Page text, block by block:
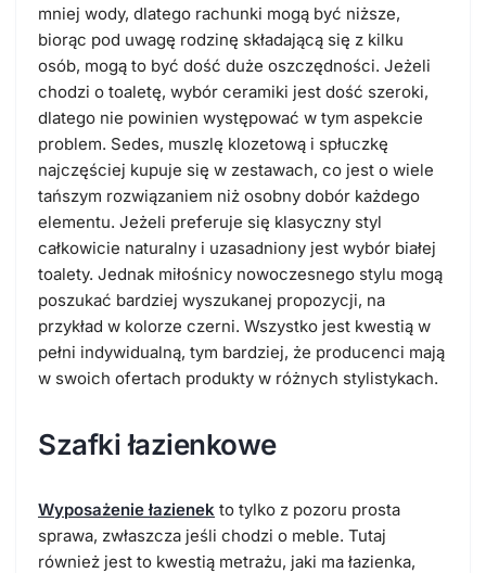
mniej wody, dlatego rachunki mogą być niższe,
biorąc pod uwagę rodzinę składającą się z kilku
osób, mogą to być dość duże oszczędności. Jeżeli
chodzi o toaletę, wybór ceramiki jest dość szeroki,
dlatego nie powinien występować w tym aspekcie
problem. Sedes, muszlę klozetową i spłuczkę
najczęściej kupuje się w zestawach, co jest o wiele
tańszym rozwiązaniem niż osobny dobór każdego
elementu. Jeżeli preferuje się klasyczny styl
całkowicie naturalny i uzasadniony jest wybór białej
toalety. Jednak miłośnicy nowoczesnego stylu mogą
poszukać bardziej wyszukanej propozycji, na
przykład w kolorze czerni. Wszystko jest kwestią w
pełni indywidualną, tym bardziej, że producenci mają
w swoich ofertach produkty w różnych stylistykach.
Szafki łazienkowe
Wyposażenie łazienek to tylko z pozoru prosta
sprawa, zwłaszcza jeśli chodzi o meble. Tutaj
również jest to kwestią metrażu, jaki ma łazienka,